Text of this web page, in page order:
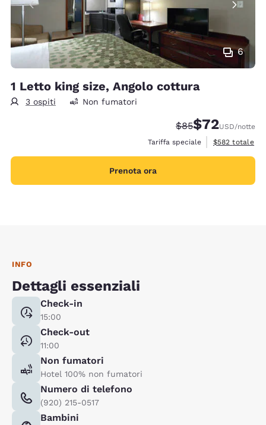
6
1 Letto king size, Angolo cottura
3 ospiti Non fumatori
Tariffa di
$85Tariffa
$72USD/notte
Tariffa speciale
Visualizza i
$582 totale
Prenota ora
INFO
Dettagli essenziali
Check-in
15:00
Check-out
11:00
Non fumatori
Hotel 100% non fumatori
Numero di telefono
(920) 215-0517
Bambini